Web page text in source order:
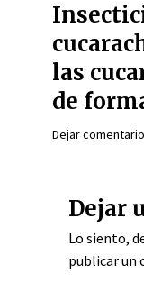
las
de
Dejar comentario
Dejar
Lo siento,
publicar un